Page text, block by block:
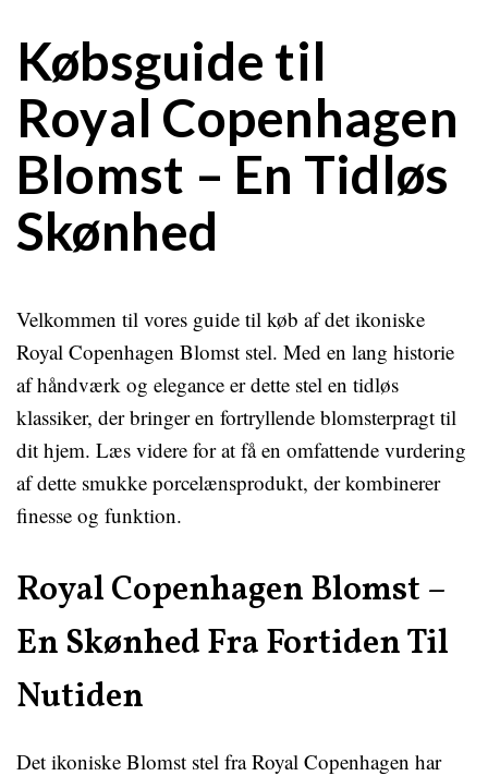
Købsguide til
Royal Copenhagen
Blomst – En Tidløs
Skønhed
Velkommen til vores guide til køb af det ikoniske
Royal Copenhagen Blomst stel. Med en lang historie
af håndværk og elegance er dette stel en tidløs
klassiker, der bringer en fortryllende blomsterpragt til
dit hjem. Læs videre for at få en omfattende vurdering
af dette smukke porcelænsprodukt, der kombinerer
finesse og funktion.
Royal Copenhagen Blomst –
En Skønhed Fra Fortiden Til
Nutiden
Det ikoniske Blomst stel fra Royal Copenhagen har